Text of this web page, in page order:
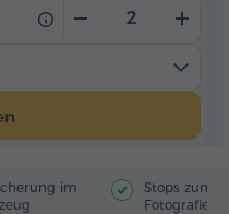
im
Stops zum